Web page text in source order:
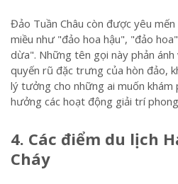
Đảo Tuần Châu còn được yêu
miều như "đảo hoa hậu", "đảo
dừa". Những tên gọi này phản
quyến rũ đặc trưng của hòn đảo,
lý tưởng cho những ai muốn khám
hưởng các hoạt động giải trí
4. Các điểm du lịch
Cháy